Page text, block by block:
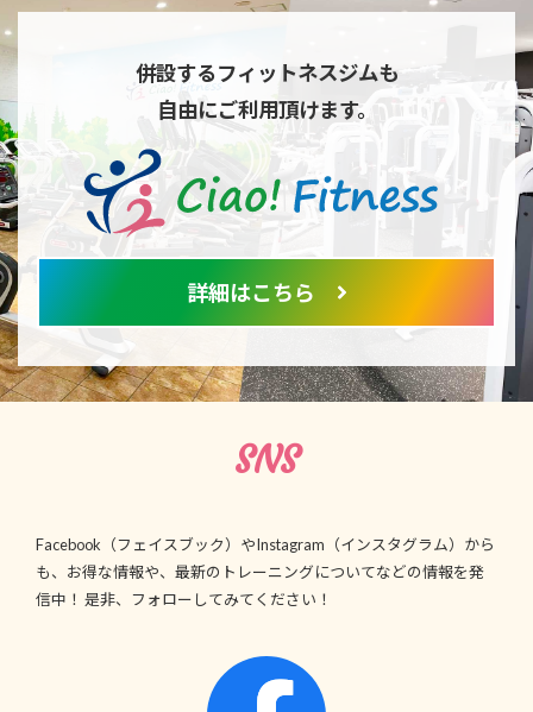
併設するフィットネスジムも
自由にご利用頂けます。
詳細はこちら
SNS
Facebook（フェイスブック）やInstagram（インスタグラム）から
も、お得な情報や、最新のトレーニングについてなどの情報を発
信中！ 是非、フォローしてみてください！